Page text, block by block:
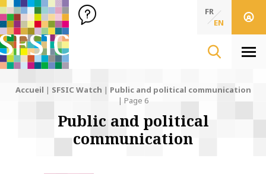
SFSIC Société Française des Sciences de l'Information & de
Société Française des Sciences de
FR
EN
Accueil | SFSIC Watch | Public and political communication
| Page 6
Public and political
communication